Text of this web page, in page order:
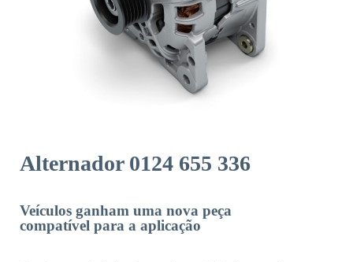
Alternador 0124 655 336
Veículos ganham uma nova peça
compatível para a aplicação